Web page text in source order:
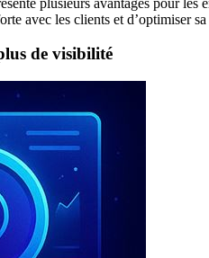
avec les clients et d’optimiser
de visibilité